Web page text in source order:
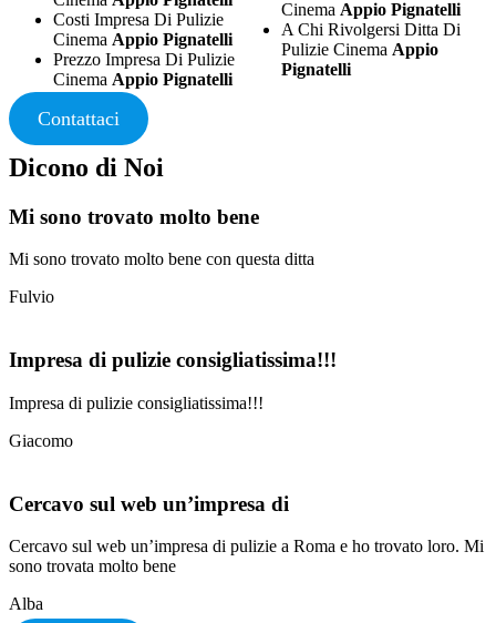
Costi Impresa Di Pulizie
Cinema Appio Pignatelli
Prezzo Impresa Di Pulizie
Cinema Appio Pignatelli
Cinema Appio Pignatelli
A Chi Rivolgersi Ditta Di
Pulizie Cinema Appio
Pignatelli
Contattaci
Dicono di Noi
Mi sono trovato molto bene
Mi sono trovato molto bene con questa ditta
Fulvio
Impresa di pulizie consigliatissima!!!
Impresa di pulizie consigliatissima!!!
Giacomo
Cercavo sul web un’impresa di
Cercavo sul web un’impresa di pulizie a Roma e ho trovato loro. Mi
sono trovata molto bene
Alba